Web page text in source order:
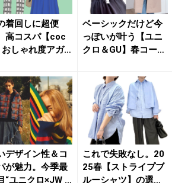
着回しに超便
高コスパ【coc
おしゃれ度アガ
」 ...
ベーシックだけど今
っぽいが叶う【ユニ
クロ＆GU】春コーデ
イ」３...
デザイン性＆コ
が魅力。今季最
“ユニクロ×JW A
これで失敗なし。20
25春【ストライプブ
ルーシャツ】の選び